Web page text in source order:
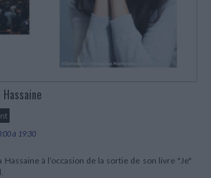
à 19:30
à l’occasion de la sortie de son livre "Je"